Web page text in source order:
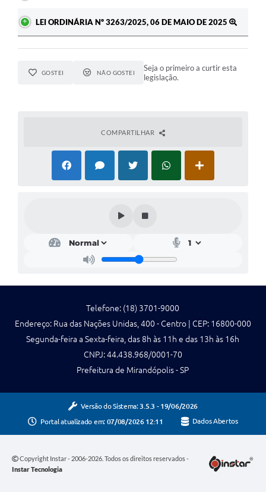
LEI ORDINÁRIA Nº 3263/2025, 06 DE MAIO DE 2025
GOSTEI NÃO GOSTEI
Seja o primeiro a curtir esta
legislação.
COMPARTILHAR
Telefone: (18) 3701-9000
Endereço: Rua das Nações Unidas, 400 - Centro | CEP: 16800-000
Segunda-feira a Sexta-feira, das 8h às 11h e das 13h às 16h
CNPJ: 44.438.968/0001-70
Prefeitura de Mirandópolis - SP
Versão do Sistema: 3.5.3 - 19/06/2026
Portal atualizado em: 07/08/2026 12:11 Dados Abertos
Copyright Instar - 2006-2026. Todos os direitos reservados -
Instar Tecnologia